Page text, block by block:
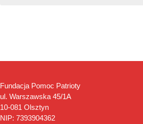
Fundacja Pomoc Patrioty
ul. Warszawska 45/1A
10-081 Olsztyn
NIP: 7393904362